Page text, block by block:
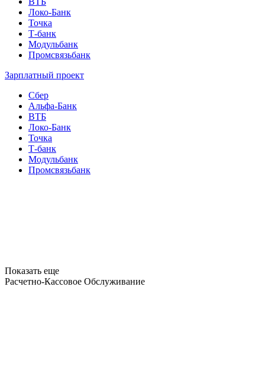
Локо-Банк
Точка
Т-банк
Модульбанк
Промсвязьбанк
Зарплатный проект
Сбер
Альфа-Банк
ВТБ
Локо-Банк
Точка
Т-банк
Модульбанк
Промсвязьбанк
Показать еще
Расчетно-Кассовое Обслуживание